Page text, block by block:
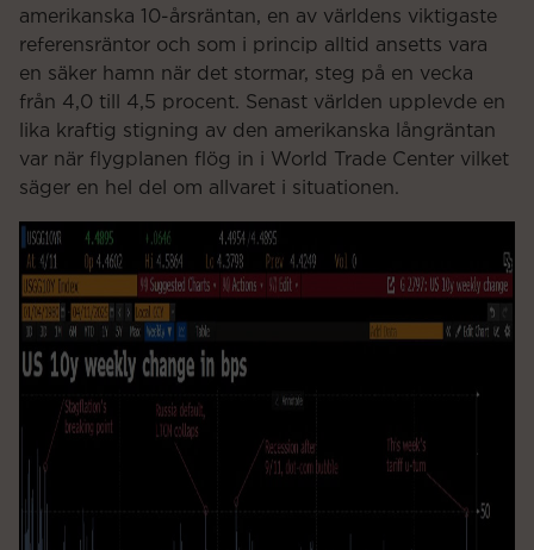
amerikanska 10-årsräntan, en av världens viktigaste
referensräntor och som i princip alltid ansetts vara
en säker hamn när det stormar, steg på en vecka
från 4,0 till 4,5 procent. Senast världen upplevde en
lika kraftig stigning av den amerikanska långräntan
var när flygplanen flög in i World Trade Center vilket
säger en hel del om allvaret i situationen.